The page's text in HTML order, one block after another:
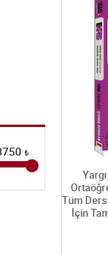
₺
Tüm
İçin